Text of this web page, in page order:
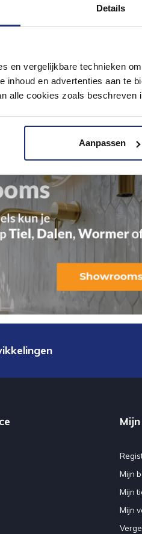
Details
en vergelijkbare technieken
inhoud en advertenties aan te
alle cookies zoals beschreven
Aanpassen
Mijn
Mijn
Mijn